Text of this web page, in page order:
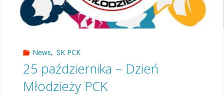
News, SK PCK
25 października – Dzień
Młodzieży PCK